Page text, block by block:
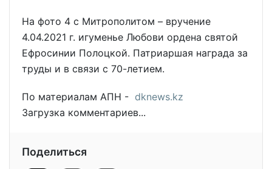
На фото 4 с Митрополитом – вручение
4.04.2021 г. игуменье Любови ордена святой
Ефросинии Полоцкой. Патриаршая награда за
труды и в связи с 70-летием.
По материалам АПН - dknews.kz
Загрузка комментариев...
Поделиться